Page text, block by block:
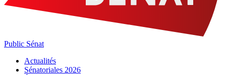
Public Sénat
Actualités
Sénatoriales 2026